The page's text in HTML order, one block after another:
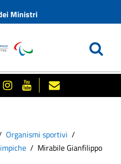
Ministri
Organismi sportivi
Mirabile Gianfilippo